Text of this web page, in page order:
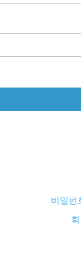
비밀번